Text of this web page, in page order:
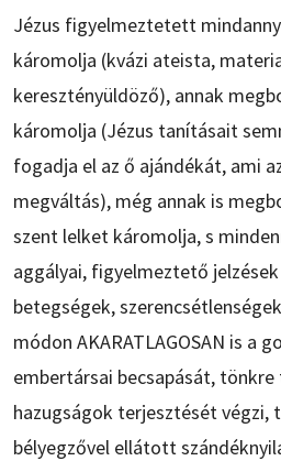
Jézus figyelmeztetett
káromolja (kvázi ateista,
keresztényüldöző), annak
káromolja (Jézus tanításait
fogadja el az ő ajándékát, ami
megváltás), még annak is
szent lelket káromolja, s
aggályai, figyelmeztető
betegségek,
módon AKARATLAGOSAN is a
embertársai becsapását,
hazugságok terjesztését végzi,
bélyegzővel ellátott